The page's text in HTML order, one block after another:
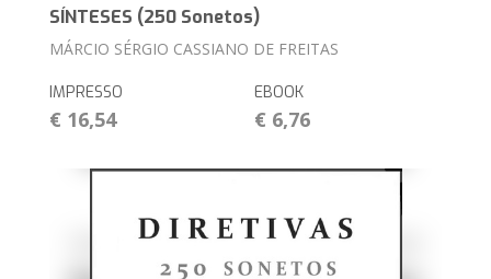
SÍNTESES (250 Sonetos)
MÁRCIO SÉRGIO CASSIANO DE FREITAS
IMPRESSO
€ 16,54
EBOOK
€ 6,76